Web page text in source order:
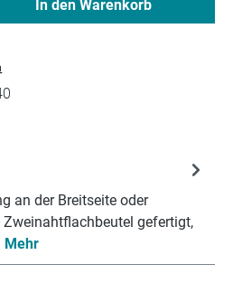
In den Warenkorb
an der Breitseite oder
gefertigt,
Mehr